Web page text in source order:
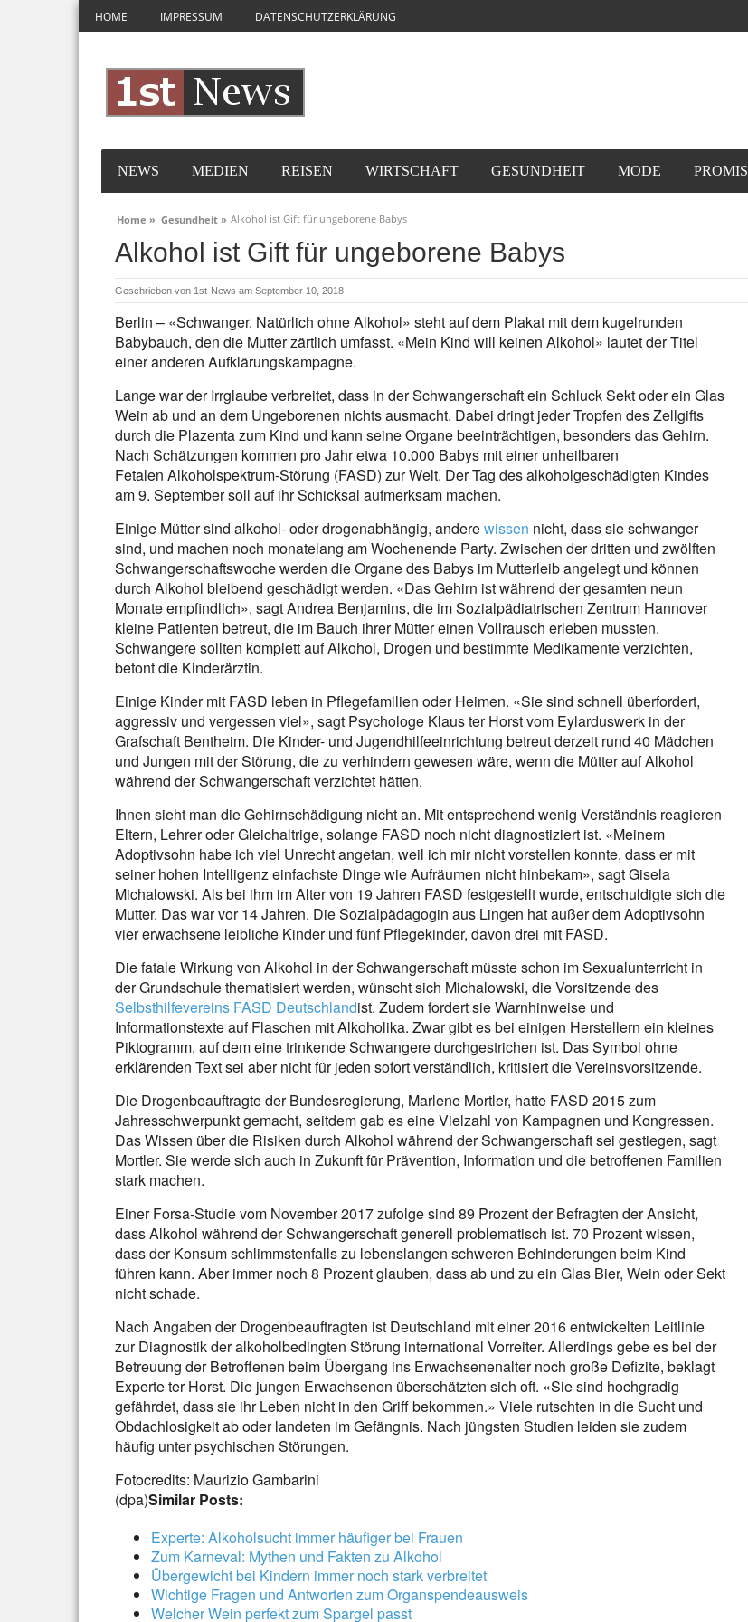
HOME IMPRESSUM DATENSCHUTZERKLÄRUNG
NEWS MEDIEN REISEN WIRTSCHAFT GESUNDHEIT MODE PROMIS
Home » Gesundheit » Alkohol ist Gift für ungeborene Babys
Alkohol ist Gift für ungeborene Babys
Geschrieben von 1st-News am September 10, 2018
Berlin – «Schwanger. Natürlich ohne Alkohol» steht auf dem Plakat mit dem kugelrunden
Babybauch, den die Mutter zärtlich umfasst. «Mein Kind will keinen Alkohol» lautet der Titel
einer anderen Aufklärungskampagne.
Lange war der Irrglaube verbreitet, dass in der Schwangerschaft ein Schluck Sekt oder ein Glas
Wein ab und an dem Ungeborenen nichts ausmacht. Dabei dringt jeder Tropfen des Zellgifts
durch die Plazenta zum Kind und kann seine Organe beeinträchtigen, besonders das Gehirn.
Nach Schätzungen kommen pro Jahr etwa 10.000 Babys mit einer unheilbaren
Fetalen Alkoholspektrum-Störung (FASD) zur Welt. Der Tag des alkoholgeschädigten Kindes
am 9. September soll auf ihr Schicksal aufmerksam machen.
Einige Mütter sind alkohol- oder drogenabhängig, anderewissen nicht, dass sie schwanger
sind, und machen noch monatelang am Wochenende Party. Zwischen der dritten und zwölften
Schwangerschaftswoche werden die Organe des Babys im Mutterleib angelegt und können
durch Alkohol bleibend geschädigt werden. «Das Gehirn ist während der gesamten neun
Monate empfindlich», sagt Andrea Benjamins, die im Sozialpädiatrischen Zentrum Hannover
kleine Patienten betreut, die im Bauch ihrer Mütter einen Vollrausch erleben mussten.
Schwangere sollten komplett auf Alkohol, Drogen und bestimmte Medikamente verzichten,
betont die Kinderärztin.
Einige Kinder mit FASD leben in Pflegefamilien oder Heimen. «Sie sind schnell überfordert,
aggressiv und vergessen viel», sagt Psychologe Klaus ter Horst vom Eylarduswerk in der
Grafschaft Bentheim. Die Kinder- und Jugendhilfeeinrichtung betreut derzeit rund 40 Mädchen
und Jungen mit der Störung, die zu verhindern gewesen wäre, wenn die Mütter auf Alkohol
während der Schwangerschaft verzichtet hätten.
Ihnen sieht man die Gehirnschädigung nicht an. Mit entsprechend wenig Verständnis reagieren
Eltern, Lehrer oder Gleichaltrige, solange FASD noch nicht diagnostiziert ist. «Meinem
Adoptivsohn habe ich viel Unrecht angetan, weil ich mir nicht vorstellen konnte, dass er mit
seiner hohen Intelligenz einfachste Dinge wie Aufräumen nicht hinbekam», sagt Gisela
Michalowski. Als bei ihm im Alter von 19 Jahren FASD festgestellt wurde, entschuldigte sich die
Mutter. Das war vor 14 Jahren. Die Sozialpädagogin aus Lingen hat außer dem Adoptivsohn
vier erwachsene leibliche Kinder und fünf Pflegekinder, davon drei mit FASD.
Die fatale Wirkung von Alkohol in der Schwangerschaft müsste schon im Sexualunterricht in
der Grundschule thematisiert werden, wünscht sich Michalowski, die Vorsitzende des
Selbsthilfevereins FASD Deutschlandist. Zudem fordert sie Warnhinweise und
Informationstexte auf Flaschen mit Alkoholika. Zwar gibt es bei einigen Herstellern ein kleines
Piktogramm, auf dem eine trinkende Schwangere durchgestrichen ist. Das Symbol ohne
erklärenden Text sei aber nicht für jeden sofort verständlich, kritisiert die Vereinsvorsitzende.
Die Drogenbeauftragte der Bundesregierung, Marlene Mortler, hatte FASD 2015 zum
Jahresschwerpunkt gemacht, seitdem gab es eine Vielzahl von Kampagnen und Kongressen.
Das Wissen über die Risiken durch Alkohol während der Schwangerschaft sei gestiegen, sagt
Mortler. Sie werde sich auch in Zukunft für Prävention, Information und die betroffenen Familien
stark machen.
Einer Forsa-Studie vom November 2017 zufolge sind 89 Prozent der Befragten der Ansicht,
dass Alkohol während der Schwangerschaft generell problematisch ist. 70 Prozent wissen,
dass der Konsum schlimmstenfalls zu lebenslangen schweren Behinderungen beim Kind
führen kann. Aber immer noch 8 Prozent glauben, dass ab und zu ein Glas Bier, Wein oder Sekt
nicht schade.
Nach Angaben der Drogenbeauftragten ist Deutschland mit einer 2016 entwickelten Leitlinie
zur Diagnostik der alkoholbedingten Störung international Vorreiter. Allerdings gebe es bei der
Betreuung der Betroffenen beim Übergang ins Erwachsenenalter noch große Defizite, beklagt
Experte ter Horst. Die jungen Erwachsenen überschätzten sich oft. «Sie sind hochgradig
gefährdet, dass sie ihr Leben nicht in den Griff bekommen.» Viele rutschten in die Sucht und
Obdachlosigkeit ab oder landeten im Gefängnis. Nach jüngsten Studien leiden sie zudem
häufig unter psychischen Störungen.
Fotocredits: Maurizio Gambarini
(dpa)Similar Posts:
Experte: Alkoholsucht immer häufiger bei Frauen
Zum Karneval: Mythen und Fakten zu Alkohol
Übergewicht bei Kindern immer noch stark verbreitet
Wichtige Fragen und Antworten zum Organspendeausweis
Welcher Wein perfekt zum Spargel passt